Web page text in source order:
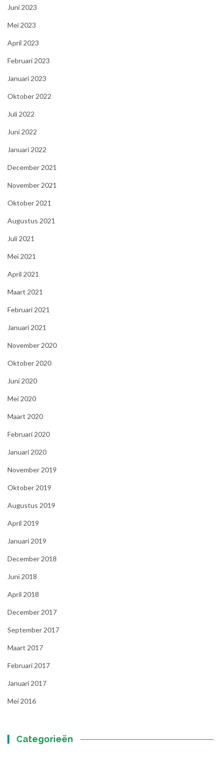
Juni 2023
Mei 2023
April 2023
Februari 2023
Januari 2023
Oktober 2022
Juli 2022
Juni 2022
Januari 2022
December 2021
November 2021
Oktober 2021
Augustus 2021
Juli 2021
Mei 2021
April 2021
Maart 2021
Februari 2021
Januari 2021
November 2020
Oktober 2020
Juni 2020
Mei 2020
Maart 2020
Februari 2020
Januari 2020
November 2019
Oktober 2019
Augustus 2019
April 2019
Januari 2019
December 2018
Juni 2018
April 2018
December 2017
September 2017
Maart 2017
Februari 2017
Januari 2017
Mei 2016
Categorieën